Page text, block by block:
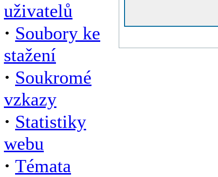
uživatelů
· Soubory ke
stažení
· Soukromé
vzkazy
· Statistiky
webu
· Témata